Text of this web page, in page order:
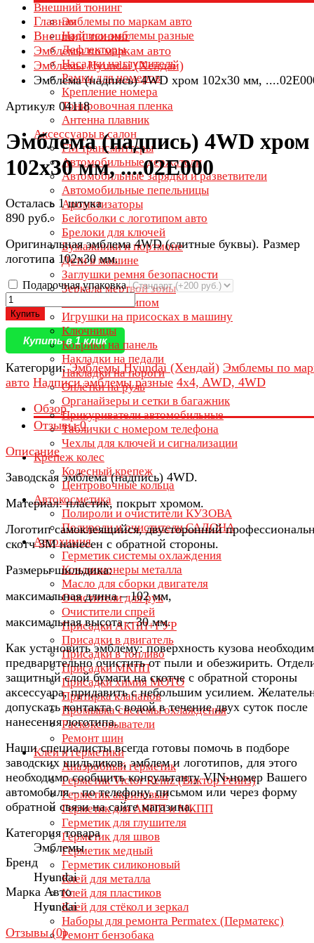
Внешний тюнинг
Эмблемы по маркам авто
Надписи эмблемы разные
Дефлекторы
Насадки на глушитель
Рамки для номеров
Крепление номера
Тонировочная пленка
Антенна плавник
Аксессуары в салон
FM трансмиттеры
Автомобильные держатели
Автомобильные зарядки и разветвители
Автомобильные пепельницы
Ароматизаторы
Бейсболки с логотипом авто
Брелоки для ключей
Бумажники и портмоне
Дети в машине
Заглушки ремня безопасности
Зеркала мертвой зоны
Зонты с логотипом
Игрушки на присосках в машину
Ключницы
Коврики на панель
Накладки на педали
Накладки на пороги
Оплётки на руль
Органайзеры и сетки в багажник
Прикуриватели автомобильные
Таблички с номером телефона
Чехлы для ключей и сигнализации
Крепеж колес
Колесный крепеж
Центровочные кольца
Автокосметика
Полироли и очистители КУЗОВА
Полироли и очистители САЛОНА
Автохимия
Герметик системы охлаждения
Кондиционеры металла
Масло для сборки двигателя
Очистители для рук
Очистители спрей
Присадки АКПП+ГУР
Присадки в двигатель
Присадки в топливо
Присадки МКПП
Присадки химия МОТО
Притирка клапанов
Промывка системы охлаждения
Раскоксовыватели
Ремонт шин
Клеи и герметики
Анаэробный герметик
Герметик Victor Reinz (Виктор Рейнз)
Герметик акриловый
Герметик для АКПП и МКПП
Герметик для глушителя
Герметик для швов
Герметик медный
Герметик силиконовый
Клей для металла
Клей для пластиков
Клей для стёкол и зеркал
Наборы для ремонта Permatex (Перматекс)
Ремонт бензобака
Главная
Внешний тюнинг
Эмблемы по маркам авто
Эмблемы Hyundai (Хендай)
Эмблема (надпись) 4WD хром 102х30 мм,
Артикул: 04118
Эмблема (надпись) 4WD хром
102х30 мм, ....02E000
Осталась 1 штука
890 руб.
Оригинальная эмблема 4WD (слитные буквы). Размер
логотипа 102х30 мм.
Подарочная упаковка
Купить
Купить в 1 клик
Категории:Эмблемы Hyundai (Хендай) Эмблемы по
авто Надписи эмблемы разные 4x4, AWD, 4WD
Обзор
Отзывы0
Описание
Заводская эмблема (надпись) 4WD.
Материал: пластик, покрыт хромом.
Логотип самоклеящийся, двусторонний
скотч 3М нанесен с обратной стороны.
Размеры шильдика:
максимальная длина – 102 мм,
максимальная высота – 30 мм.
Как установить эмблему: поверхность кузова
предварительно очистить от пыли и обезжирить.
защитный слой бумаги на скотче с обратной стороны
аксессуара, придавить с небольшим усилием.
допускать контакта с водой в течение двух суток после
нанесения логотипа.
Наши специалисты всегда готовы помочь в подборе
заводских шильдиков, эмблем и логотипов, для этого
необходимо сообщить консультанту VIN-номер Вашего
автомобиля – по телефону, письмом или через форму
обратной связи на сайте магазина.
Категория товара
Эмблемы
Бренд
Hyundai
Марка Авто
Hyundai
Отзывы (0)